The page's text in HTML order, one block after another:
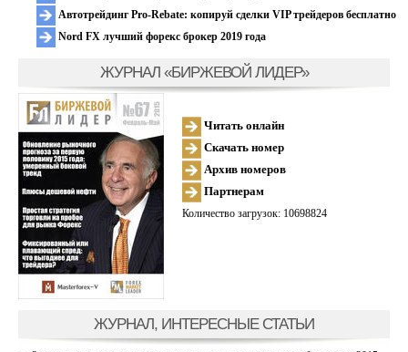
Автотрейдинг Pro-Rebate: копируй сделки VIP трейдеров бесплатно
Nord FX лучший форекс брокер 2019 года
ЖУРНАЛ «БИРЖЕВОЙ ЛИДЕР»
Читать онлайн
Скачать номер
Архив номеров
Партнерам
Количество загрузок: 10698824
ЖУРНАЛ, ИНТЕРЕСНЫЕ СТАТЬИ